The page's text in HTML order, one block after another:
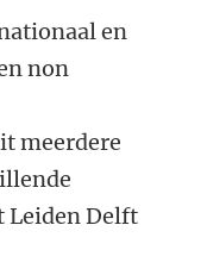
en
non
meerdere
Leiden Delft